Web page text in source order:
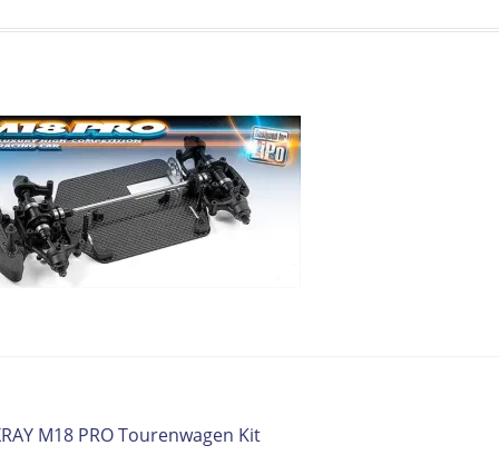
M18 PRO Tourenwagen Kit